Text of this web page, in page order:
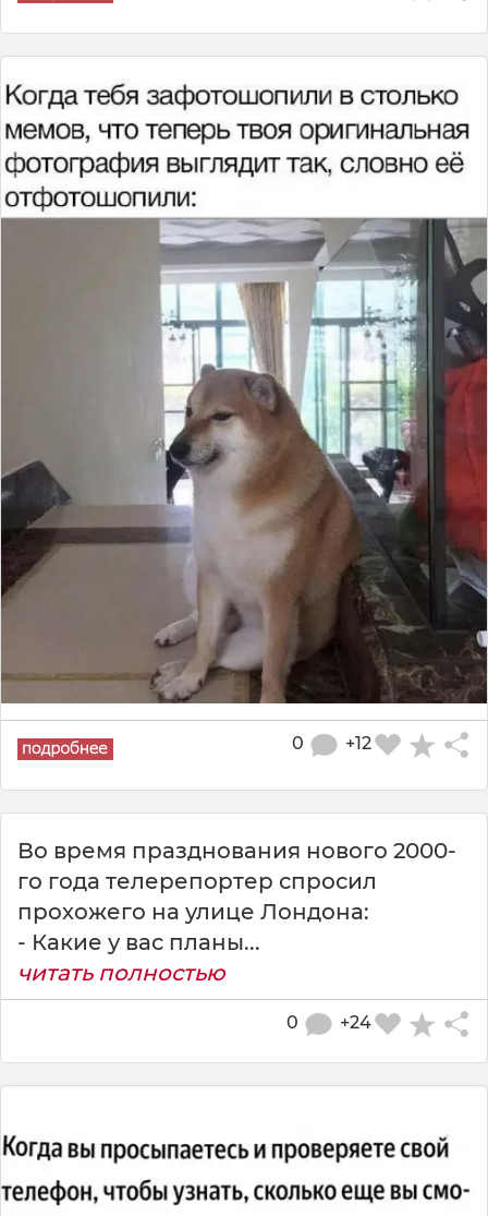
+12
0
Во время празднования нового 2000-
го года телерепортер спросил
прохожего на улице Лондона:
- Какие у вас планы...
читать полностью
+24
0